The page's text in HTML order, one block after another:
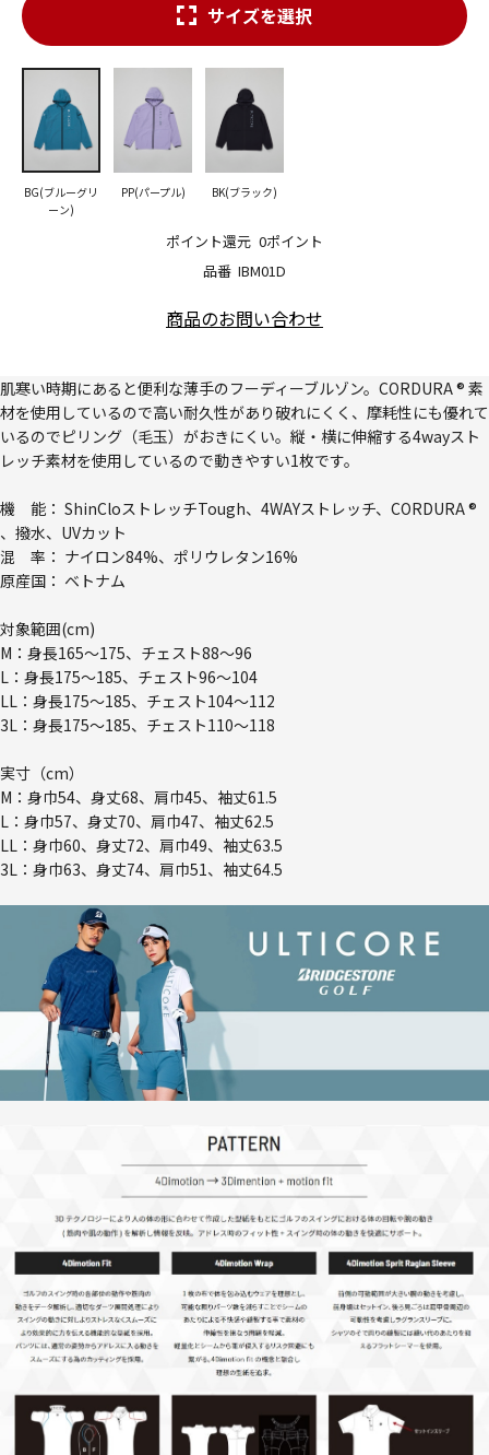
品番 IBM01D
ポイント還元 0ポイント
サイズを選択
BG(ブルーグリ
ーン)
PP(パープル) BK(ブラック)
商品のお問い合わせ
肌寒い時期にあると便利な薄手のフーディーブルゾン。CORDURA ® 素
材を使用しているので高い耐久性があり破れにくく、摩耗性にも優れて
いるのでピリング（毛玉）がおきにくい。縦・横に伸縮する4wayスト
レッチ素材を使用しているので動きやすい1枚です。
機 能： ShinCloストレッチTough、4WAYストレッチ、CORDURA ®
、撥水、UVカット
混 率： ナイロン84%、ポリウレタン16%
原産国： ベトナム
対象範囲(cm)
M：身長165～175、チェスト88～96
L：身長175～185、チェスト96～104
LL：身長175～185、チェスト104～112
3L：身長175～185、チェスト110～118
実寸（cm）
M：身巾54、身丈68、肩巾45、袖丈61.5
L：身巾57、身丈70、肩巾47、袖丈62.5
LL：身巾60、身丈72、肩巾49、袖丈63.5
3L：身巾63、身丈74、肩巾51、袖丈64.5